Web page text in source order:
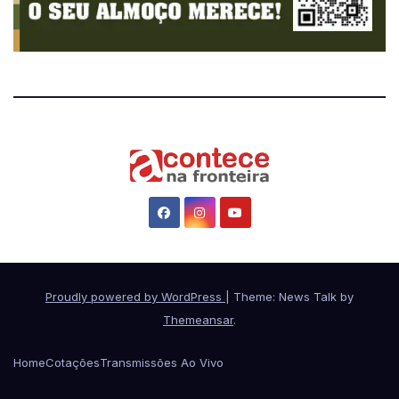
Proudly powered by WordPress
Theme: News Talk by
Themeansar.
HomeCotaçõesTransmissões Ao Vivo